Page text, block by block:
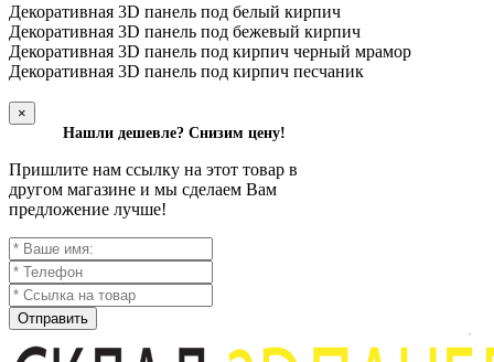
Декоративная 3D панель под белый кирпич
Декоративная 3D панель под бежевый кирпич
Декоративная 3D панель под кирпич черный мрамор
Декоративная 3D панель под кирпич песчаник
×
Нашли дешевле? Снизим цену!
Пришлите нам ссылку на этот товар в
другом магазине и мы сделаем Вам
предложение лучше!
Отправить